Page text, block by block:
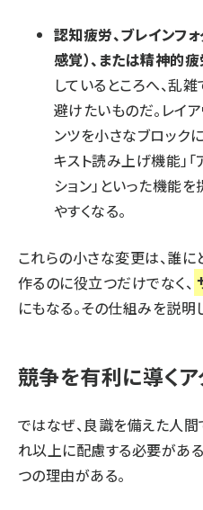
認知疲労、ブレインフ
感覚）、または精神的
しているところへ、乱
避けたいものだ。レイ
ンツを小さなブロックに
キスト読み上げ機能」
ション」といった機能
やすくなる。
これらの小さな変更は、誰
作るのに役立つだけでなく、
にもなる。その仕組みを説明
競争を有利に導くア
ではなぜ、良識を備えた人
れ以上に配慮する必要があ
つの理由がある。